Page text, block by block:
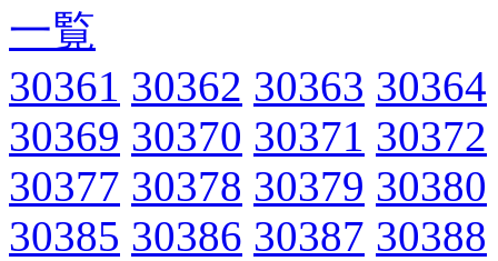
一覧
30361 30362 30363 30364
30369 30370 30371 30372
30377 30378 30379 30380
30385 30386 30387 30388